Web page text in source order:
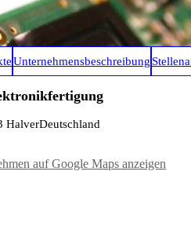
Unternehmensbeschreibung
HalverDeutschland
auf Google Maps anzeigen